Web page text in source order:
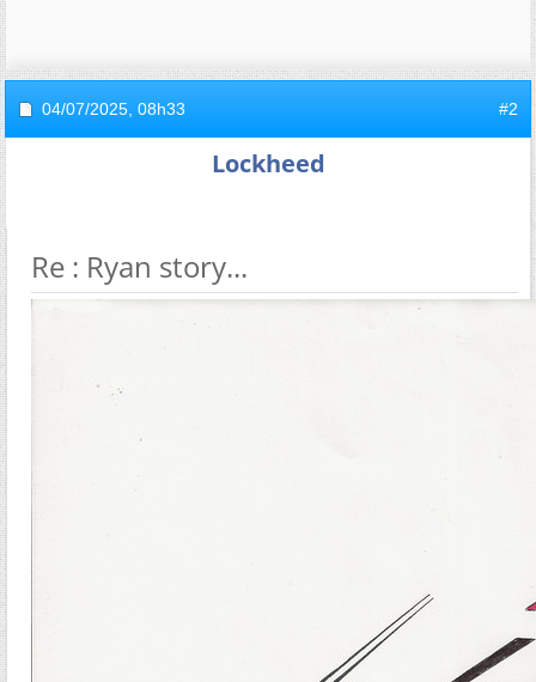
04/07/2025, 08h33 #2
Lockheed
Re : Ryan story...